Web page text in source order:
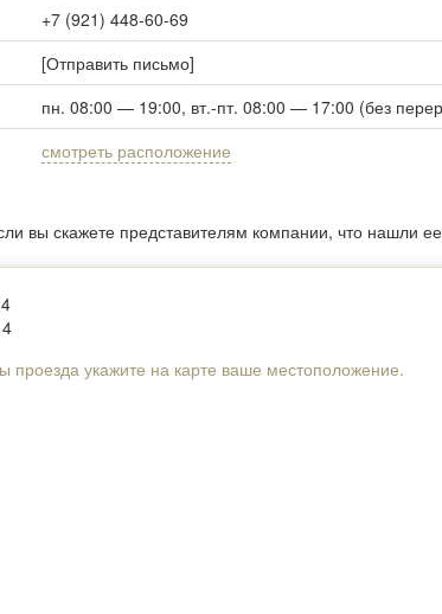
+7 (921) 448-60-69
[Отправить письмо]
пн. 08:00 — 19:00, вт.-пт. 08:00 — 17:00 (без
смотреть расположение
вы скажете представителям компании, что нашли
проезда укажите на карте ваше местоположение.